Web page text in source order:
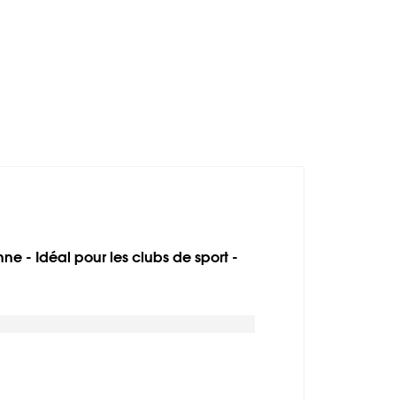
- Idéal pour les clubs de sport -